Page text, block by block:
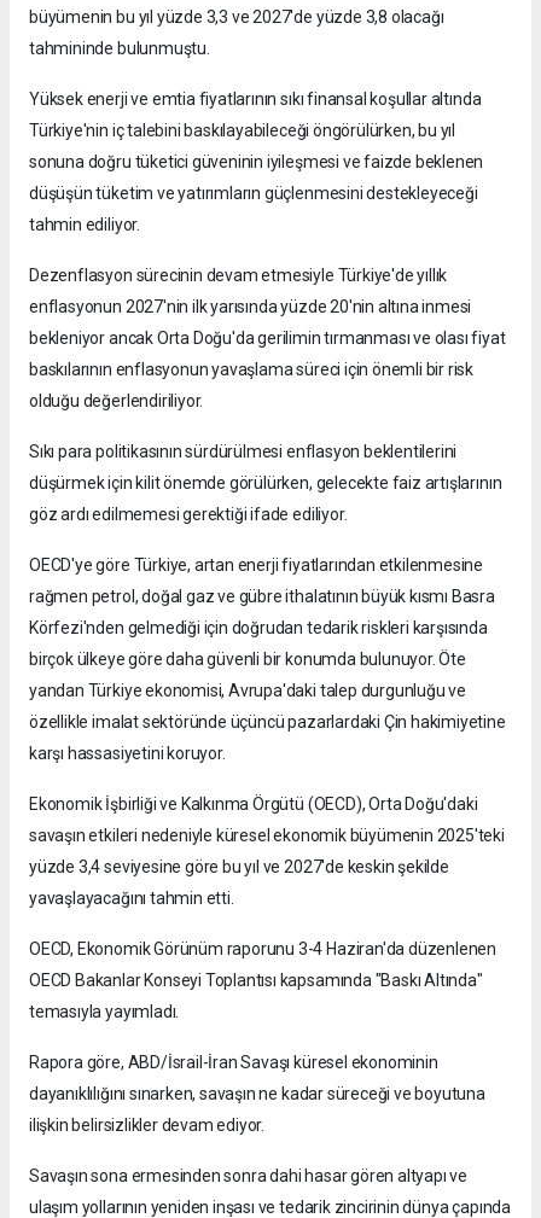
büyümenin bu yıl yüzde 3,3 ve 2027'de yüzde 3,8 olacağı
tahmininde bulunmuştu.
Yüksek enerji ve emtia fiyatlarının sıkı finansal koşullar altında
Türkiye'nin iç talebini baskılayabileceği öngörülürken, bu yıl
sonuna doğru tüketici güveninin iyileşmesi ve faizde beklenen
düşüşün tüketim ve yatırımların güçlenmesini destekleyeceği
tahmin ediliyor.
Dezenflasyon sürecinin devam etmesiyle Türkiye'de yıllık
enflasyonun 2027'nin ilk yarısında yüzde 20'nin altına inmesi
bekleniyor ancak Orta Doğu'da gerilimin tırmanması ve olası fiyat
baskılarının enflasyonun yavaşlama süreci için önemli bir risk
olduğu değerlendiriliyor.
Sıkı para politikasının sürdürülmesi enflasyon beklentilerini
düşürmek için kilit önemde görülürken, gelecekte faiz artışlarının
göz ardı edilmemesi gerektiği ifade ediliyor.
OECD'ye göre Türkiye, artan enerji fiyatlarından etkilenmesine
rağmen petrol, doğal gaz ve gübre ithalatının büyük kısmı Basra
Körfezi'nden gelmediği için doğrudan tedarik riskleri karşısında
birçok ülkeye göre daha güvenli bir konumda bulunuyor. Öte
yandan Türkiye ekonomisi, Avrupa'daki talep durgunluğu ve
özellikle imalat sektöründe üçüncü pazarlardaki Çin hakimiyetine
karşı hassasiyetini koruyor.
Ekonomik İşbirliği ve Kalkınma Örgütü (OECD), Orta Doğu'daki
savaşın etkileri nedeniyle küresel ekonomik büyümenin 2025'teki
yüzde 3,4 seviyesine göre bu yıl ve 2027'de keskin şekilde
yavaşlayacağını tahmin etti.
OECD, Ekonomik Görünüm raporunu 3-4 Haziran'da düzenlenen
OECD Bakanlar Konseyi Toplantısı kapsamında "Baskı Altında"
temasıyla yayımladı.
Rapora göre, ABD/İsrail-İran Savaşı küresel ekonominin
dayanıklılığını sınarken, savaşın ne kadar süreceği ve boyutuna
ilişkin belirsizlikler devam ediyor.
Savaşın sona ermesinden sonra dahi hasar gören altyapı ve
ulaşım yollarının yeniden inşası ve tedarik zincirinin dünya çapında